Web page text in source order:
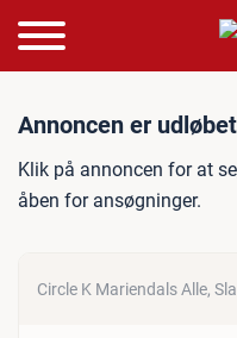
Annoncen er
Klik på annoncen for at
åben for ansøgninger.
Circle K Mariendals Alle,